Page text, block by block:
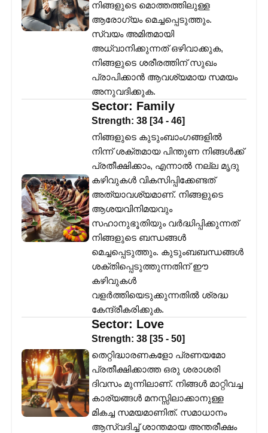
നിങ്ങളുടെ മൊത്തത്തിലുള്ള
ആരോഗ്യം മെച്ചപ്പെടുത്തും.
സ്വയം അമിതമായി
അധ്വാനിക്കുന്നത് ഒഴിവാക്കുക,
നിങ്ങളുടെ ശരീരത്തിന് സുഖം
പ്രാപിക്കാൻ ആവശ്യമായ സമയം
അനുവദിക്കുക.
Sector: Family
Strength: 38 [34 - 46]
നിങ്ങളുടെ കുടുംബാംഗങ്ങളിൽ
നിന്ന് ശക്തമായ പിന്തുണ നിങ്ങൾക്ക്
പ്രതീക്ഷിക്കാം, എന്നാൽ നല്ല മൃദു
കഴിവുകൾ വികസിപ്പിക്കേണ്ടത്
അത്യാവശ്യമാണ്. നിങ്ങളുടെ
ആശയവിനിമയവും
സഹാനുഭൂതിയും വർദ്ധിപ്പിക്കുന്നത്
നിങ്ങളുടെ ബന്ധങ്ങൾ
മെച്ചപ്പെടുത്തും. കുടുംബബന്ധങ്ങൾ
ശക്തിപ്പെടുത്തുന്നതിന് ഈ
കഴിവുകൾ
വളർത്തിയെടുക്കുന്നതിൽ ശ്രദ്ധ
കേന്ദ്രീകരിക്കുക.
Sector: Love
Strength: 38 [35 - 50]
തെറ്റിദ്ധാരണകളോ പ്രണയമോ
പ്രതീക്ഷിക്കാത്ത ഒരു ശരാശരി
ദിവസം മുന്നിലാണ്. നിങ്ങൾ മാറ്റിവച്ച
കാര്യങ്ങൾ മനസ്സിലാക്കാനുള്ള
മികച്ച സമയമാണിത്. സമാധാനം
ആസ്വദിച്ച് ശാന്തമായ അന്തരീക്ഷം